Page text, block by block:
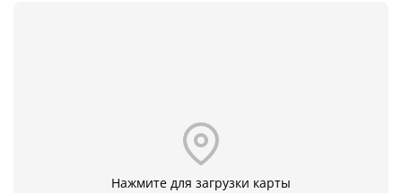
Нажмите для загрузки карты